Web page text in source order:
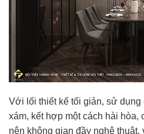
Với lối thiết kế tối giản, sử dụng
xám, kết hợp một cách hài hòa,
nên không gian đầy nghệ thuật,